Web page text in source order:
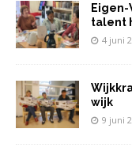
talent
4 juni
wijk
9 juni